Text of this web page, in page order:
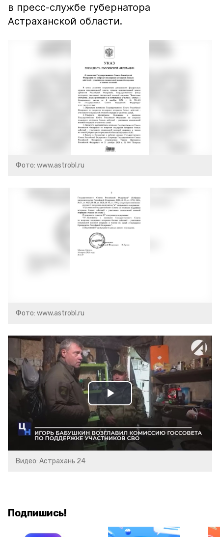
в пресс-службе губернатора
Астраханской области.
Фото: www.astrobl.ru
Фото: www.astrobl.ru
Play
Video
Видео: Астрахань 24
Подпишись!